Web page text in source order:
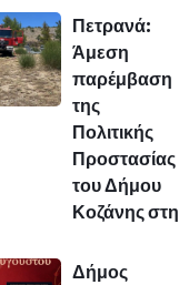
Πετρανά:
Άμεση
παρέμβαση
της
Πολιτικής
Προστασίας
του Δήμου
Κοζάνης στη
Δήμος